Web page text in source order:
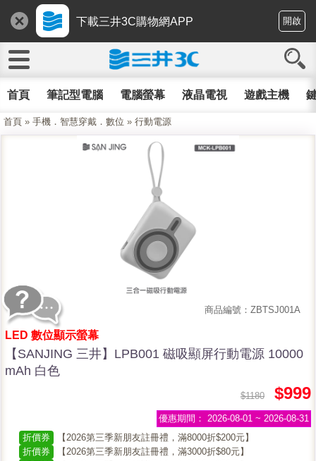
下載三井3C購物網APP 開啟
首頁 筆記型電腦 電腦螢幕 液晶電視 遊戲主機
首頁 » 手機．智慧穿戴．數位 » 行動電源
商品編號：ZBTSJ001A
LED 數位顯示螢幕
【SANJING 三井】LPB001 磁吸顯屏行動電源 10000
mAh 白色
$1180 $999
優惠期間： 2026-08-01 ~ 2026-08-31
折價券
【2026第三季新朋友註冊禮，滿8000折$200元】
折價券
【2026第三季新朋友註冊禮，滿3000折$80元】